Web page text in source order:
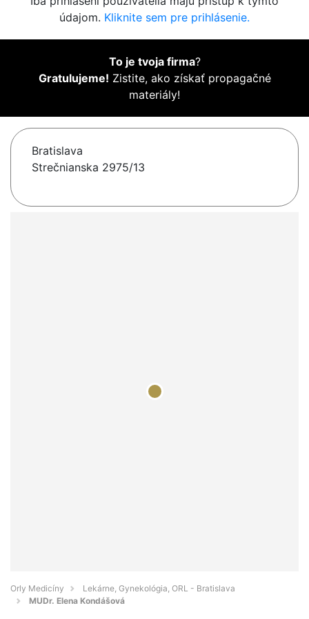
údajom. Kliknite sem pre prihlásenie.
To je tvoja firma?
Gratulujeme! Zistite, ako získať propagačné
materiály!
Bratislava
Strečnianska 2975/13
Orly Medicíny
Lekárne, Gynekológia, ORL - Bratislava
MUDr. Elena Kondášová